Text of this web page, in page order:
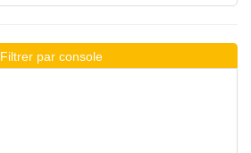
Filtrer par console